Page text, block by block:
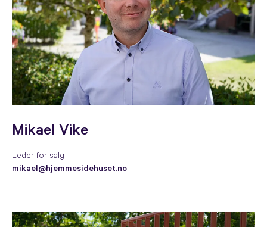
Mikael Vike
Leder for salg
mikael@hjemmesidehuset.no